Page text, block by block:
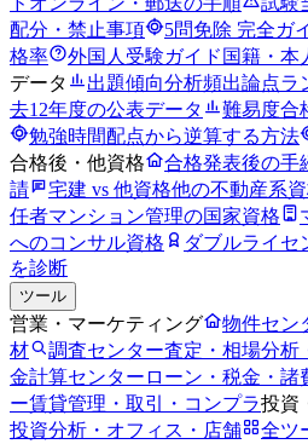
配分・禁止事項
5問免除 完全ガ
格率
外国人受験ガイド 国籍・本
データ
出題傾向分析頻出論点ラ
去12年度の公表データ
難易度合
勉強時間配点から逆算する方法
合格後・他資格
合格発表後の手
請
宅建 vs 他資格他の不動産系
任者マンション管理の国家資格
へのコンサル資格
ダブルライセ
を診断
ツール
営業・マーケティング 物件セン
材
調査センター査定・相場分析
金計算センター ローン・税金・諸
ー賃貸管理・取引・コンプラ投資
投資分析・オフィス・店舗
全ツ